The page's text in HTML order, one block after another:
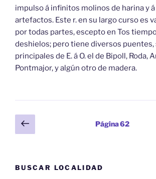
impulso á infinitos molinos de harina y
artefactos. Este r. en su largo curso es
por todas partes, escepto en Tos
deshielos; pero tiene diversos puentes,
principales de E. á O. el de Bipoll, Roda,
Pontmajor, y algún otro de madera.
Paginación
de
Página
anterior
Página62
BUSCAR LOCALIDAD